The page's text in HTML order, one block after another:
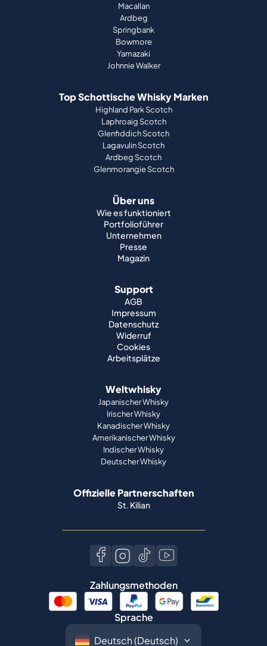
Macallan
Ardbeg
Springbank
Bowmore
Yamazaki
Johnnie Walker
Top Schottische Whisky Marken
Highland Park Scotch
Laphroaig Scotch
Glenfiddich Scotch
Lagavulin Scotch
Ardbeg Scotch
Glenmorangie Scotch
Über uns
Wie es funktioniert
Portfolioführer
Unternehmen
Presse
Magazin
Support
AGB
Impressum
Datenschutz
Widerruf
Cookies
Arbeitsplätze
Weltwhisky
Japanischer Whisky
Irischer Whisky
Kanadischer Whisky
Amerikanischer Whisky
Indischer Whisky
Deutscher Whisky
Offizielle Partnerschaften
St. Kilian
Zahlungsmethoden
Sprache